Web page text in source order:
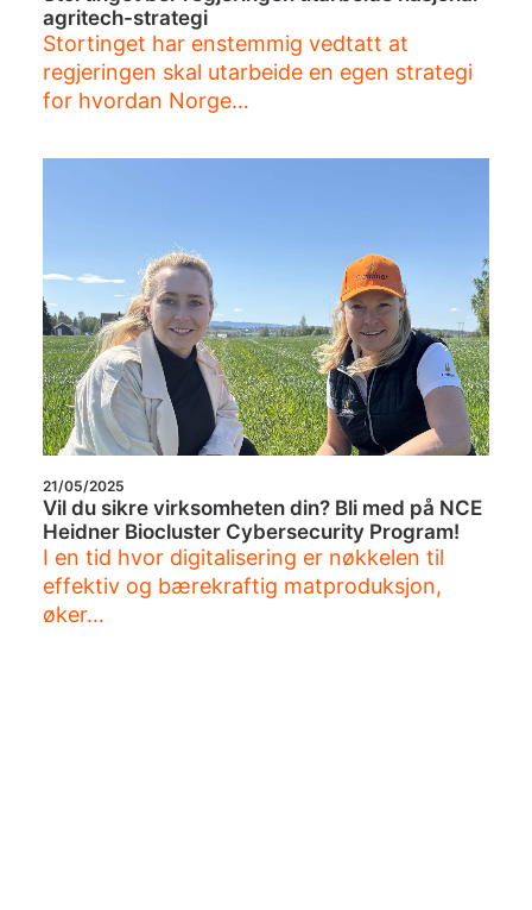
agritech-strategi
Stortinget har enstemmig vedtatt at
regjeringen skal utarbeide en egen strategi
for hvordan Norge…
21/05/2025
Vil du sikre virksomheten din? Bli med på NCE
Heidner Biocluster Cybersecurity Program!
I en tid hvor digitalisering er nøkkelen til
effektiv og bærekraftig matproduksjon,
øker…